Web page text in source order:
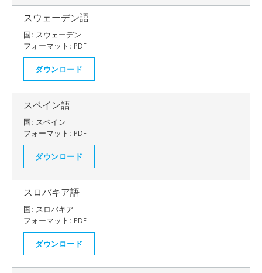
スウェーデン語
国: スウェーデン
フォーマット: PDF
ダウンロード
スペイン語
国: スペイン
フォーマット: PDF
ダウンロード
スロバキア語
国: スロバキア
フォーマット: PDF
ダウンロード